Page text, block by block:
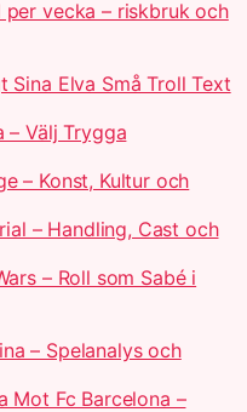
vecka – riskbruk och
Sina Elva Små Troll Text
– Välj Trygga
– Konst, Kultur och
– Handling, Cast och
– Roll som Sabé i
– Spelanalys och
Mot Fc Barcelona –